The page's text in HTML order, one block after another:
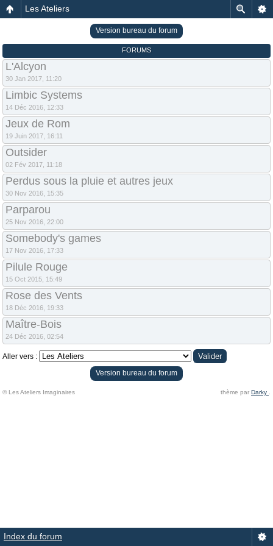
Les Ateliers
Version bureau du forum
FORUMS
L'Alcyon
30 Jan 2017, 11:20
Limbic Systems
14 Déc 2016, 12:33
Jeux de Rom
19 Juin 2017, 16:11
Outsider
02 Fév 2017, 11:18
Perdus sous la pluie et autres jeux
30 Nov 2016, 15:35
Parparou
25 Nov 2016, 22:00
Somebody's games
17 Nov 2016, 17:33
Pilule Rouge
15 Oct 2015, 15:49
Rose des Vents
18 Déc 2016, 19:33
Maître-Bois
24 Déc 2016, 02:54
Aller vers :
Version bureau du forum
© Les Ateliers Imaginaires thème par Darky
Index du forum